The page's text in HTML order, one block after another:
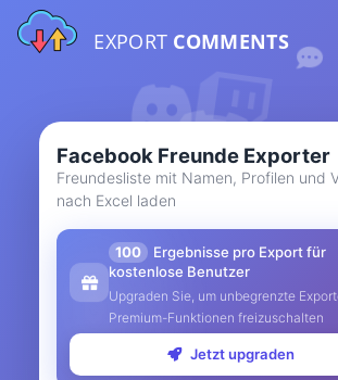
EXPORT COMMENTS
Facebook Freunde Exporter
Freundesliste mit Namen, Profilen und
nach Excel laden
100
Ergebnisse pro Export für
kostenlose Benutzer
Upgraden Sie, um unbegrenzte
Premium-Funktionen freizuschalten
Jetzt upgraden